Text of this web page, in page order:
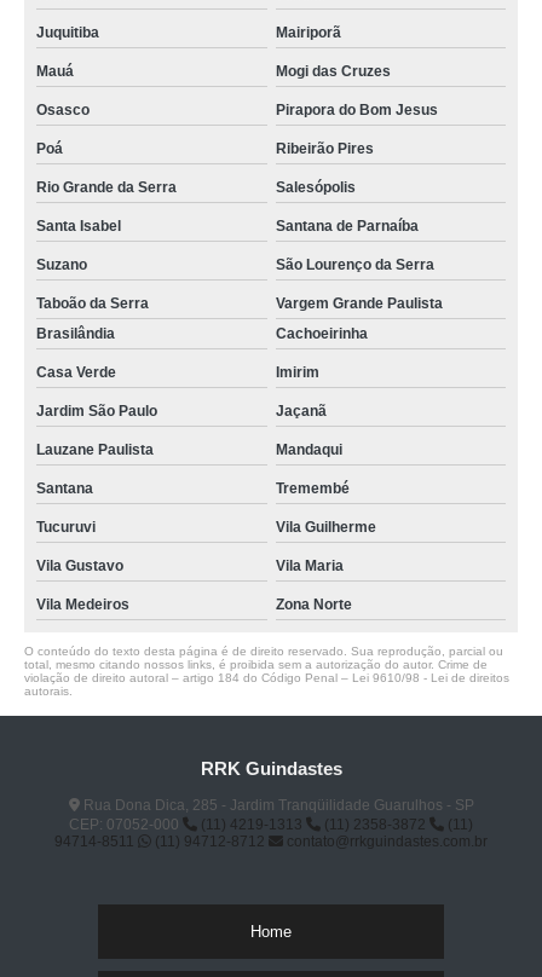
Juquitiba Mairiporã
Mauá Mogi das Cruzes
Osasco Pirapora do Bom Jesus
Poá Ribeirão Pires
Rio Grande da Serra Salesópolis
Santa Isabel Santana de Parnaíba
Suzano São Lourenço da Serra
Taboão da Serra
Vargem Grande Paulista
Brasilândia
Cachoeirinha
Casa Verde Imirim
Jardim São Paulo Jaçanã
Lauzane Paulista Mandaqui
Santana Tremembé
Tucuruvi Vila Guilherme
Vila Gustavo Vila Maria
Vila Medeiros Zona Norte
O conteúdo do texto desta página é de direito reservado. Sua reprodução, parcial ou
total, mesmo citando nossos links, é proibida sem a autorização do autor. Crime de
violação de direito autoral – artigo 184 do Código Penal – Lei 9610/98 - Lei de direitos
autorais
RRK Guindastes
Rua Dona Dica, 285 - Jardim Tranqüilidade Guarulhos - SP
CEP: 07052-000
(11) 4219-1313 (11) 2358-3872
(11)
94714-8511
(11) 94712-8712 contato@rrkguindastes.com.br
Home